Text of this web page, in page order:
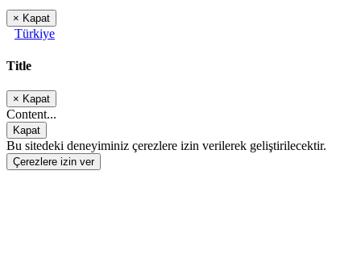
× Kapat
Türkiye
Title
× Kapat
Content...
Kapat
Bu sitedeki deneyiminiz çerezlere izin verilerek geliştirilecektir.
Çerezlere izin ver